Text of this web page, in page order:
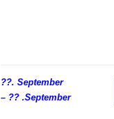
??. September
– ?? .September